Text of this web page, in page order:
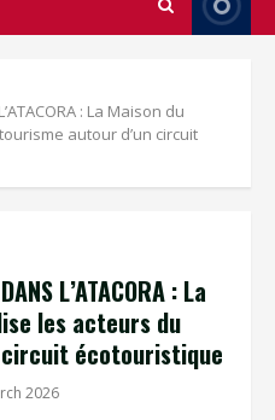
: La Maison du
autour d’un circuit
L’ATACORA : La
les acteurs du
écotouristique
2026